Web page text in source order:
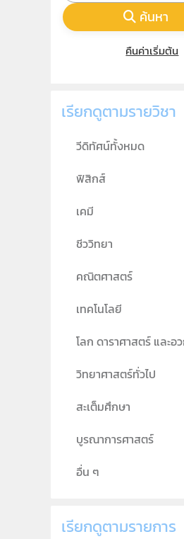
ค้นหา
คืนค่าเริ่มต้น
เรียกดูตามรายวิชา
วีดิทัศน์ทั้งหมด
ฟิสิกส์
เคมี
ชีววิทยา
คณิตศาสตร์
เทคโนโลยี
โลก ดาราศาสตร์ และอ
วิทยาศาสตร์ทั่วไป
สะเต็มศึกษา
บูรณาการศาสตร์
อื่น ๆ
เรียกดูตามรายการ